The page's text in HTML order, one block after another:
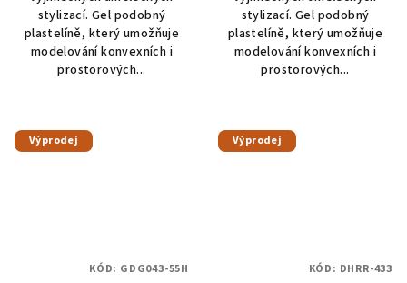
stylizací. Gel podobný
plastelíně, který umožňuje
modelování konvexních i
prostorových...
stylizací. Gel podobný
plastelíně, který umožňuje
modelování konvexních i
prostorových...
Výprodej
KÓD: GDG043-55H
Výprodej
KÓD: DHRR-433